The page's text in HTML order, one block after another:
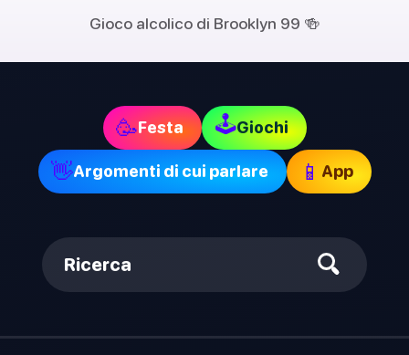
Gioco alcolico di Brooklyn 99 🍻
🥳Festa 🕹Giochi
👋Argomenti di cui parlare 📱 App
Ricerca